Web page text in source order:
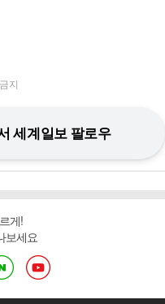
지
세계일보 팔로우
게!
보세요